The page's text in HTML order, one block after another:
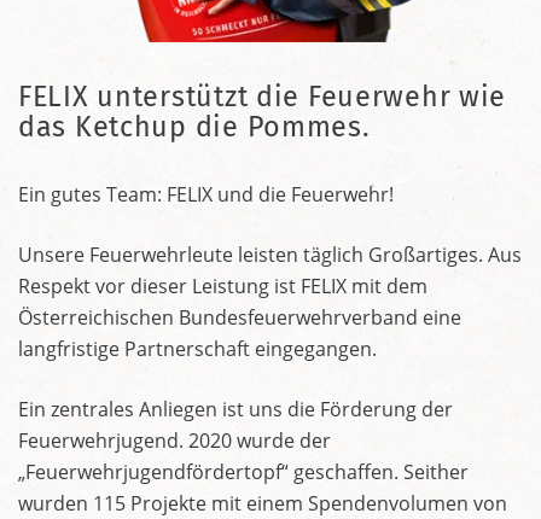
FELIX unterstützt die Feuerwehr wie
das Ketchup die Pommes.
Ein gutes Team: FELIX und die Feuerwehr!
Unsere Feuerwehrleute leisten täglich Großartiges. Aus
Respekt vor dieser Leistung ist FELIX mit dem
Österreichischen Bundesfeuerwehrverband eine
langfristige Partnerschaft eingegangen.
Ein zentrales Anliegen ist uns die Förderung der
Feuerwehrjugend. 2020 wurde der
„Feuerwehrjugendfördertopf“ geschaffen. Seither
wurden 115 Projekte mit einem Spendenvolumen von